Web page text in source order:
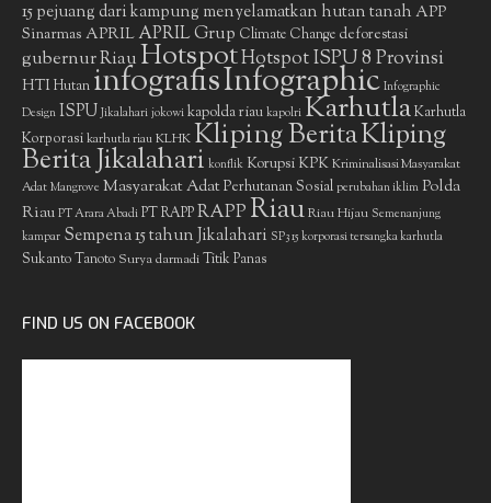
15 pejuang dari kampung menyelamatkan hutan tanah APP
Sinarmas APRIL APRIL Grup Climate Change deforestasi
gubernur RiauHotspotHotspot ISPU 8 Provinsi
HTIHutan infografisInfographic Infographic
Design ISPU Jikalahari jokowi kapolda riau kapolri KarhutlaKarhutla
Korporasikarhutla riauKLHKKliping BeritaKliping
Berita Jikalahari konflik Korupsi KPKKriminalisasi Masyarakat
Adat Mangrove Masyarakat AdatPerhutanan Sosial perubahan iklim Polda
Riau PT Arara Abadi PT RAPPRAPPRiauRiau Hijau Semenanjung
kampar Sempena 15 tahun Jikalahari SP3 15 korporasi tersangka karhutla
Sukanto Tanoto Surya darmadiTitik Panas
FIND US ON FACEBOOK